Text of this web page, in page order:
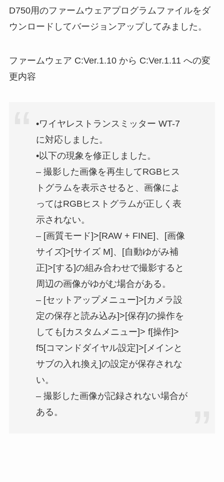
D750用のファームウェアプログラムファイルをダ
ウンロードしてバージョンアップしてみました。
ファームウェア C:Ver.1.10 から C:Ver.1.11 への変
更内容
•ワイヤレストランスミッター WT-7
に対応しました。
•以下の現象を修正しました。
– 撮影した画像を再生してRGBヒス
トグラムを表示させると、画像によ
ってはRGBヒストグラムが正しく表
示されない。
– [画質モード]>[RAW + FINE]、[画像
サイズ]>[サイズ M]、[自動ゆがみ補
正]>[する]の組み合わせで撮影すると
周辺の画像がゆがむ場合がある。
– [セットアップメニュー]>[カメラ設
定の保存と読み込み]>[保存]の操作を
しても[カスタムメニュー]> f[操作]>
f5[コマンドダイヤル設定]>[メインと
サブの入れ換え]の設定が保存されな
い。
– 撮影した画像が記録されない場合が
ある。